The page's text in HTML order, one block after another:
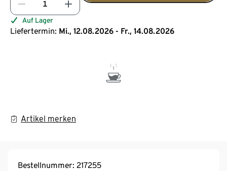
Auf Lager
Liefertermin: Mi., 12.08.2026 - Fr., 14.08.2026
Artikel merken
Bestellnummer: 217255